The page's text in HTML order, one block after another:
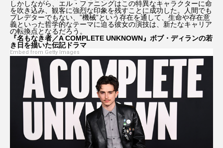
ミッション：インポッシブル
ミリー・ボビー・ブラウン メリル・ストリープ
モダン・ラブ～今日もNYの街角で～
モンゴル映画祭 レ・ミゼラブル
レオナルド・ディカプリオ ロケ地巡り
ロバート・パティンソン
しかしながら、エル・ファニングはこの特異なキャラクターに命
を吹き込み、観客に強烈な印象を残すことに成功した。人間でも
プレデターでもない、”機械”という存在を通して、生命や存在意
義といった哲学的なテーマに迫る彼女の演技は、新たなキャリア
の転換点となるだろう。
『名もなき者／A COMPLETE UNKNOWN』ボブ・ディランの若
き日を描いた伝記ドラマ
Embed from Getty Images